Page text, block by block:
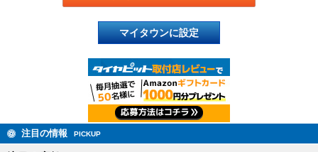
マイタウンに設定
注目の情報 PICKUP